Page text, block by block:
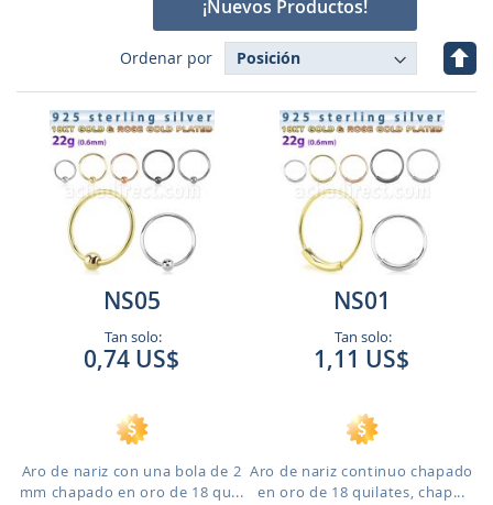
¡Nuevos Productos!
Ordenar por
Fijar
NS05
Tan solo:
0,74 US$
Aro de nariz con una bola de 2
mm chapado en oro de 18 qu...
NS01
Tan solo:
1,11 US$
Aro de nariz continuo chapado
en oro de 18 quilates, chap...